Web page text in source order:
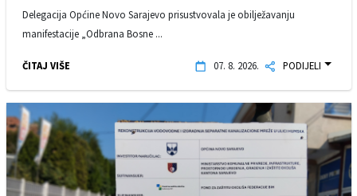
Delegacija Općine Novo Sarajevo prisustvovala je obilježavanju
manifestacije „Odbrana Bosne ...
ČITAJ VIŠE 07. 8. 2026. PODIJELI